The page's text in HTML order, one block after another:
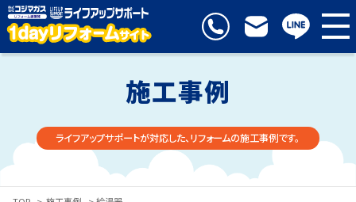
施工事例
ライフアップサポートが対応した、リフォームの施工事例です。